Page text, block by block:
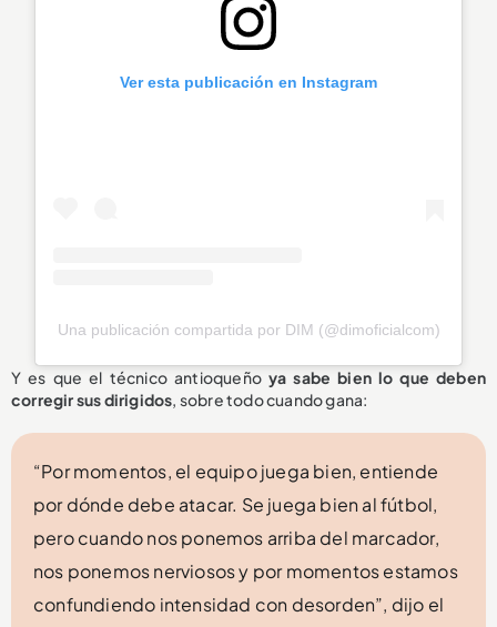
Ver esta publicación en Instagram
Una publicación compartida por DIM (@dimoficialcom)
Y es que el técnico antioqueño ya sabe bien lo que deben
corregir sus dirigidos, sobre todo cuando gana:
“Por momentos, el equipo juega bien, entiende
por dónde debe atacar. Se juega bien al fútbol,
pero cuando nos ponemos arriba del marcador,
nos ponemos nerviosos y por momentos estamos
confundiendo intensidad con desorden”, dijo el